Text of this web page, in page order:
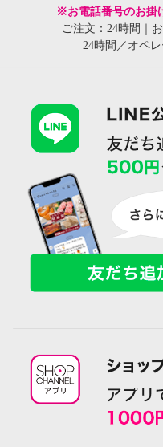
※お電話番号のお掛
ご注文：24時間｜
24時間／オペ